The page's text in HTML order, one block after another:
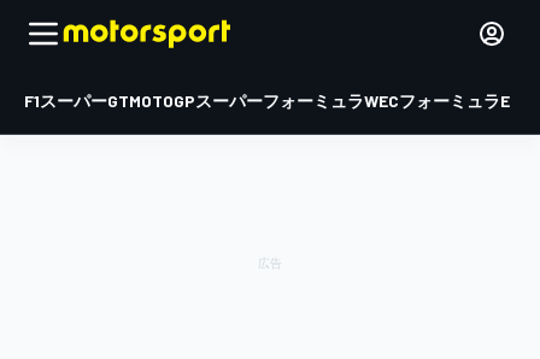
F1スーパーGTMOTOGPスーパーフォーミュラWECフォーミュラE